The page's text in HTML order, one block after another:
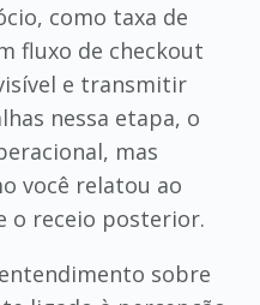
como taxa de
fluxo de checkout
e transmitir
nessa etapa, o
mas
você relatou ao
o receio posterior.
sobre